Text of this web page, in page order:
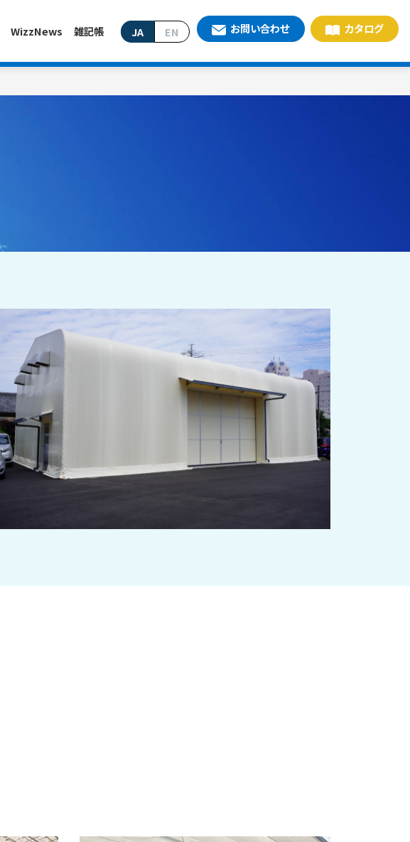
WizzNews 雑記帳 JA EN お問い合わせ カタログ